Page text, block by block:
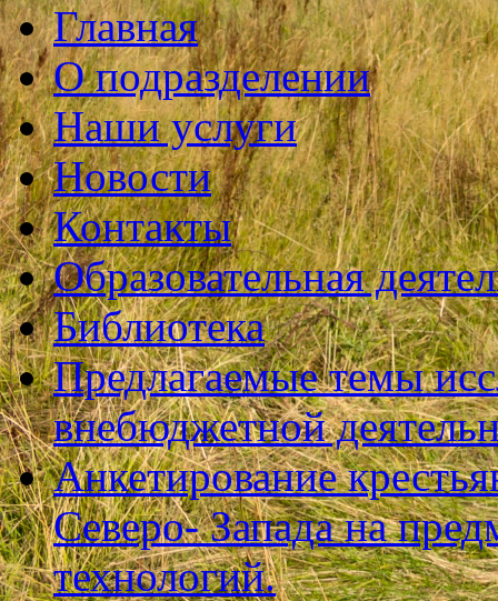
Главная
О подразделении
Наши услуги
Новости
Контакты
Образовательная
Библиотека
Предлагаемые темы
внебюджетной
Анкетирование
Северо- Запада на
технологий.